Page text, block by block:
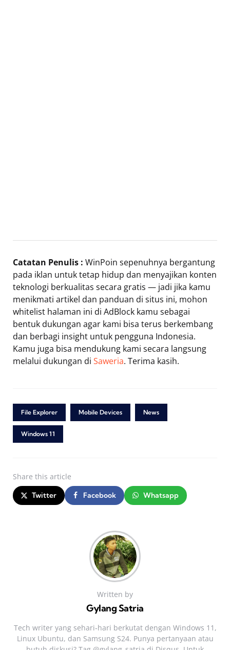
Catatan Penulis : WinPoin sepenuhnya bergantung
pada iklan untuk tetap hidup dan menyajikan konten
teknologi berkualitas secara gratis — jadi jika kamu
menikmati artikel dan panduan di situs ini, mohon
whitelist halaman ini di AdBlock kamu sebagai
bentuk dukungan agar kami bisa terus berkembang
dan berbagi insight untuk pengguna Indonesia.
Kamu juga bisa mendukung kami secara langsung
melalui dukungan di Saweria. Terima kasih.
File Explorer Mobile Devices News
Windows 11
Share this article
Twitter Facebook Whatsapp
Written by
Gylang Satria
Tech writer yang sehari‑hari berkutat dengan Windows 11,
Linux Ubuntu, dan Samsung S24. Punya pertanyaan atau